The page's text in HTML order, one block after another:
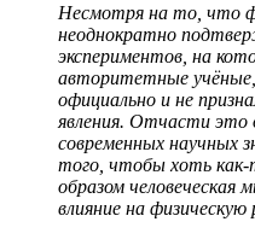
Несмотря на то, что
неоднократно
экспериментов, на
авторитетные учёные,
официально и не
явления. Отчасти это
современных научных
того, чтобы хоть как-
образом
влияние на физическую